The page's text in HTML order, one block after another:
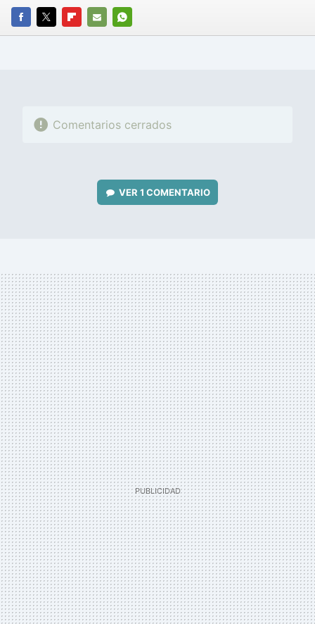
FACEBOOK
TWITTERFLIPBOARD
E-
WHATSAPP
Comentarios cerrados
VER 1 COMENTARIO